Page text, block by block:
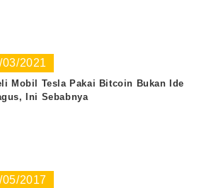
03/2021
Mobil Tesla Pakai Bitcoin Bukan Ide
Ini Sebabnya
05/2017